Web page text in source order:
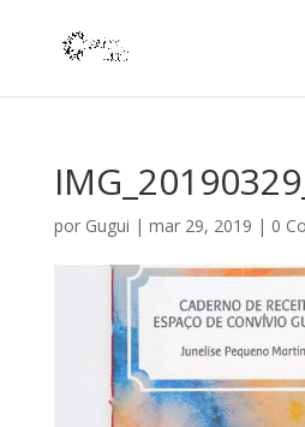
por Gugui | mar 29, 2019 | 0